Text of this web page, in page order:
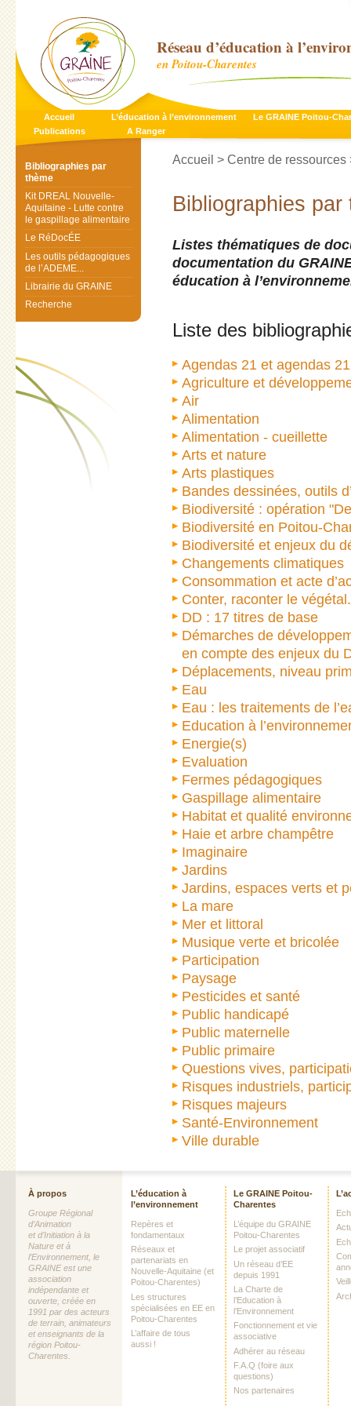
Réseau d’éducation à
en Poitou-Charentes
Accueil L’éducation à l’environnement
Le GRAINE Poitou-
Publications
A Ranger
Accueil > Centre de ressources
Bibliographies par
Listes thématiques de
documentation du
éducation à
Liste des
Agendas 21 et agendas
Agriculture et
Air
Alimentation
Alimentation - cueillette
Arts et nature
Arts plastiques
Bandes dessinées, outils
Biodiversité : opération
Biodiversité en Poitou-
Biodiversité et enjeux du
Changements climatiques
Consommation et acte
Conter, raconter le
DD : 17 titres de base
Démarches de
en compte des enjeux du
Déplacements, niveau
Eau
Eau : les traitements de
Education à
Energie(s)
Evaluation
Fermes pédagogiques
Gaspillage alimentaire
Habitat et qualité
Haie et arbre champêtre
Imaginaire
Jardins
Jardins, espaces verts et
La mare
Mer et littoral
Musique verte et bricolée
Participation
Paysage
Pesticides et santé
Public handicapé
Public maternelle
Public primaire
Questions vives,
Risques industriels,
Risques majeurs
Santé-Environnement
Ville durable
Bibliographies par
thème
Kit DREAL Nouvelle-
Aquitaine - Lutte contre
le gaspillage alimentaire
Le RéDocÉE
Les outils pédagogiques
de l’ADEME...
Librairie du GRAINE
Recherche
À propos
Groupe Régional
d’Animation
et d’Initiation à la
Nature et à
l’Environnement, le
GRAINE est une
association
indépendante et
ouverte, créée en
1991 par des acteurs
de terrain, animateurs
et enseignants de la
région Poitou-
Charentes.
L’éducation à
l’environnement
Repères et
fondamentaux
Réseaux et
partenariats en
Nouvelle-Aquitaine (et
Poitou-Charentes)
Les structures
spécialisées en EE en
Poitou-Charentes
L’affaire de tous
aussi !
Le GRAINE Poitou-
Charentes
L’équipe du GRAINE
Poitou-Charentes
Le projet associatif
Un réseau d’EE
depuis 1991
La Charte de
l’Education à
l’Environnement
Fonctionnement et vie
associative
Adhérer au réseau
F.A.Q (foire aux
questions)
Nos partenaires